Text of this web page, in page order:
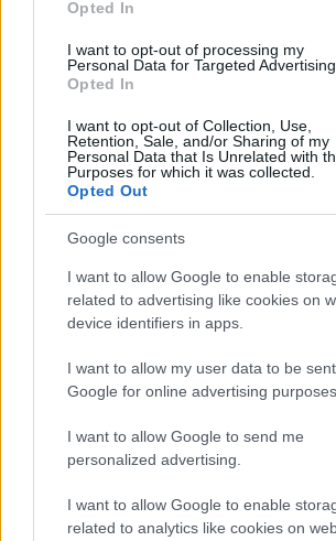
Opted In
I want to opt-out of processing my
Personal Data for Targeted Advertising.
Opted In
I want to opt-out of Collection, Use,
Retention, Sale, and/or Sharing of my
Personal Data that Is Unrelated with
Purposes for which it was collected.
Opted Out
Google consents
I want to allow Google to enable
related to advertising like cookies on
device identifiers in apps.
I want to allow my user data to be
Google for online advertising purposes.
I want to allow Google to send me
personalized advertising.
I want to allow Google to enable
related to analytics like cookies on
átívelnünk.
Mindössze egy sík terepen egy már
egyenes út kiszélesítéséről, és pár
Lassan, de legalább drágán
Ha arra gondolnánk, hogy ha lassú
akkor biztosan nem is kér sokat a
nagyobbat nem is tévedhetnénk. Az
NER kelet-magyarországi két jól
Zemplénkő Kft. végzi.
Nettó 7 és fél milliárd